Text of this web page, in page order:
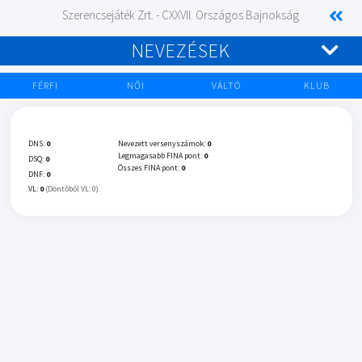
Szerencsejáték Zrt. - CXXVII. Országos Bajnokság
NEVEZÉSEK
FÉRFI NŐI VÁLTÓ KLUB
DNS: 0
DSQ: 0
DNF: 0
VL: 0 (Döntőből VL: 0)
Nevezett versenyszámok: 0
Legmagasabb FINA pont: 0
Összes FINA pont: 0